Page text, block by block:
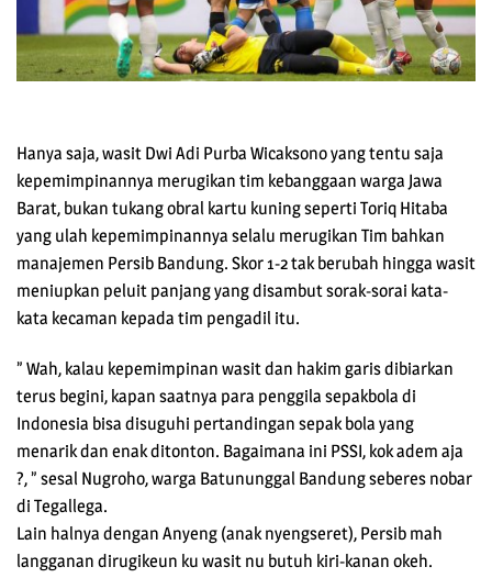
Hanya saja, wasit Dwi Adi Purba Wicaksono yang tentu saja
kepemimpinannya merugikan tim kebanggaan warga Jawa
Barat, bukan tukang obral kartu kuning seperti Toriq Hitaba
yang ulah kepemimpinannya selalu merugikan Tim bahkan
manajemen Persib Bandung. Skor 1-2 tak berubah hingga wasit
meniupkan peluit panjang yang disambut sorak-sorai kata-
kata kecaman kepada tim pengadil itu.
” Wah, kalau kepemimpinan wasit dan hakim garis dibiarkan
terus begini, kapan saatnya para penggila sepakbola di
Indonesia bisa disuguhi pertandingan sepak bola yang
menarik dan enak ditonton. Bagaimana ini PSSI, kok adem aja
?, ” sesal Nugroho, warga Batununggal Bandung seberes nobar
di Tegallega.
Lain halnya dengan Anyeng (anak nyengseret), Persib mah
langganan dirugikeun ku wasit nu butuh kiri-kanan okeh.